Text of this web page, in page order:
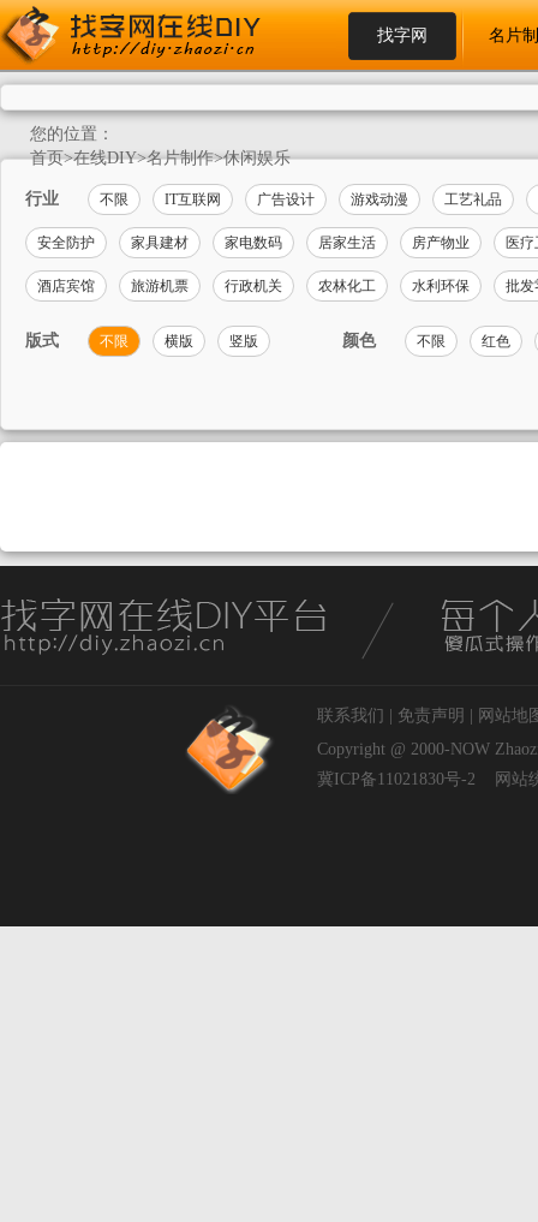
找字网 名片
您的位置：
首页>在线DIY>名片制作>休闲娱乐
行业 不限 IT互联网 广告设计 游戏动漫 工艺礼品
安全防护 家具建材 家电数码 居家生活 房产物业 医
酒店宾馆 旅游机票 行政机关 农林化工 水利环保 批发
版式 不限 横版 竖版 颜色 不限 红色
联系我们 免责声明
网站地
Copyright @ 2000-NOW
冀ICP备11021830号-2
网站